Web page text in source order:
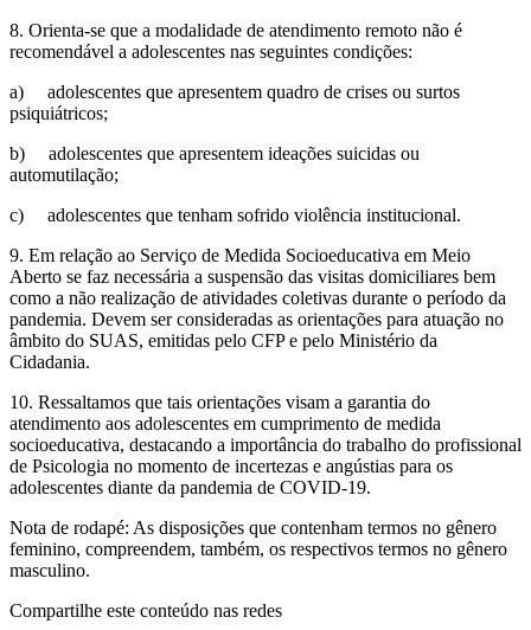
8. Orienta-se que a modalidade de atendimento remoto não é
recomendável a adolescentes nas seguintes condições:
a) adolescentes que apresentem quadro de crises ou surtos
psiquiátricos;
b) adolescentes que apresentem ideações suicidas ou
automutilação;
c) adolescentes que tenham sofrido violência institucional.
9. Em relação ao Serviço de Medida Socioeducativa em Meio
Aberto se faz necessária a suspensão das visitas domiciliares bem
como a não realização de atividades coletivas durante o período da
pandemia. Devem ser consideradas as orientações para atuação no
âmbito do SUAS, emitidas pelo CFP e pelo Ministério da
Cidadania.
10. Ressaltamos que tais orientações visam a garantia do
atendimento aos adolescentes em cumprimento de medida
socioeducativa, destacando a importância do trabalho do profissional
de Psicologia no momento de incertezas e angústias para os
adolescentes diante da pandemia de COVID-19.
Nota de rodapé: As disposições que contenham termos no gênero
feminino, compreendem, também, os respectivos termos no gênero
masculino.
Compartilhe este conteúdo nas redes